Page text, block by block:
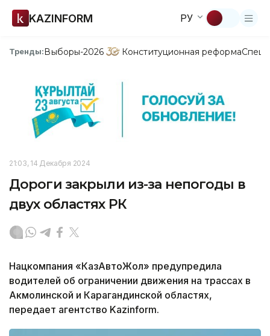
KAZINFORM РУ
Тренды:Выборы-2026 Конституционная реформа
21:03, 14 Декабря 2024
Дороги закрыли из-за непогоды в
двух областях РК
Нацкомпания «КазАвтоЖол» предупредила
водителей об ограничении движения на трассах в
Акмолинской и Карагандинской областях,
передает агентство Kazinform.